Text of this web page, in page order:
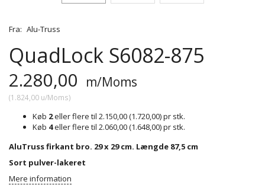
Fra: Alu-Truss
QuadLock S6082-875
2.280,00 m/Moms
(1.824,00 u/Moms)
Køb 2eller flere til 2.150,00(1.720,00)pr stk.
Køb 4eller flere til 2.060,00(1.648,00)pr stk.
AluTruss firkant bro. 29 x 29 cm. Længde 87,5 cm
Sort pulver-lakeret
Mere information